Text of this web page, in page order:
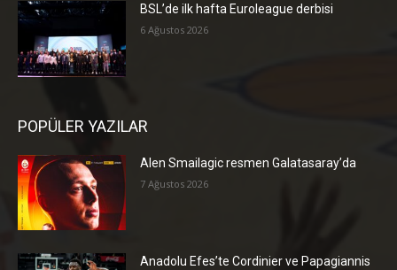
BSL’de ilk hafta Euroleague derbisi
6 Ağustos 2026
POPÜLER YAZILAR
Alen Smailagic resmen Galatasaray’da
7 Ağustos 2026
Anadolu Efes’te Cordinier ve Papagiannis